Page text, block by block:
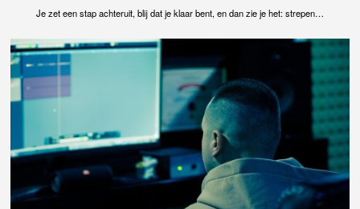
Je zet een stap achteruit, blij dat je klaar bent, en dan zie je het: strepen…